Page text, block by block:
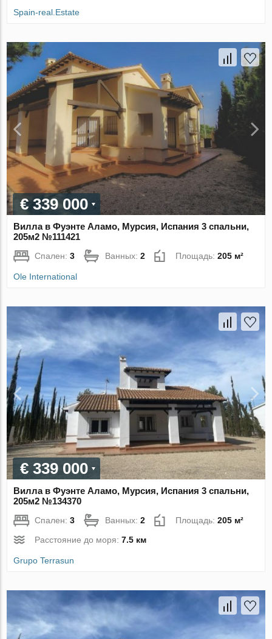
Spain-real.Estate
€ 339 000
Вилла в Фуэнте Аламо, Мурсия, Испания 3 спальни,
205м2 №111421
Спален:3 Ванных:2 Площадь:205 м²
Ole International
€ 339 000
Вилла в Фуэнте Аламо, Мурсия, Испания 3 спальни,
205м2 №134370
Спален:3 Ванных:2 Площадь:205 м²
Расстояние до моря:7.5 км
Grupo Terrasun